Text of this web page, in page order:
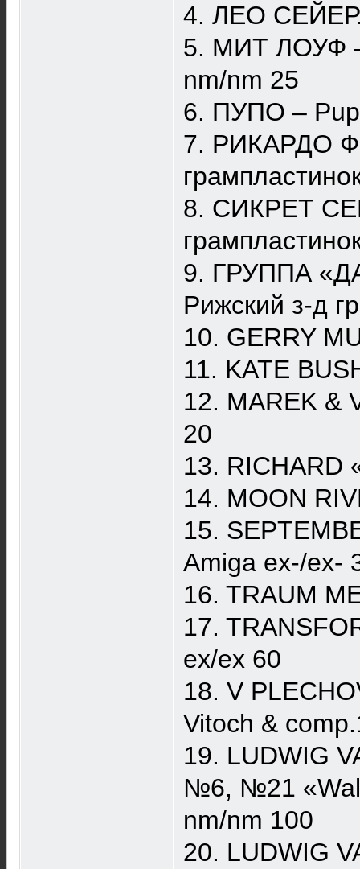
4. ЛЕО СЕЙЕР.
5. МИТ ЛОУФ –
nm/nm 25
6. ПУПО –
7. РИКАРДО
8. СИКРЕТ
9. ГРУППА
Рижский з-д
10. GERRY
11. KATE
12. MAREK &
20
13. RICHARD
14. MOON
15.
Amiga ex-/ex-
16. TRAUM
17.
ex/ex 60
18. V
Vitoch &
19. LUDWIG
№6, №21
nm/nm 100
20. LUDWIG